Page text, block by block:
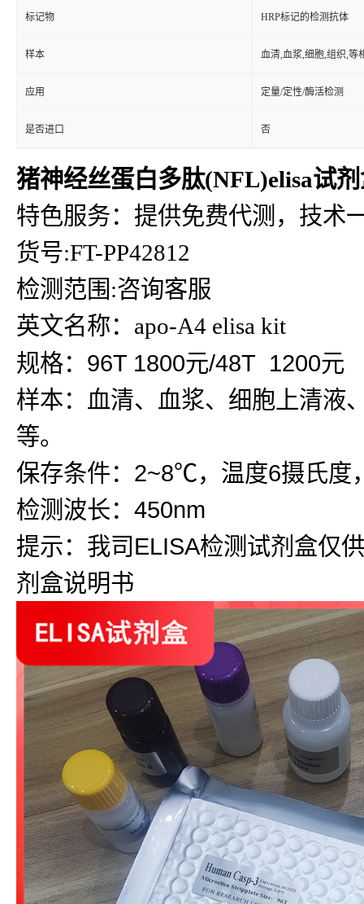
标记物 HRP标记的检测抗体
样本 血清,血浆,细胞,组织,等
应用 定量/定性/酶活检测
是否进口 否
猪神经丝蛋白多肽(NFL)elisa试
特色服务：提供免费代测，技术
货号:FT-PP42812
检测范围:咨询客服
英文名称：apo-A4 elisa kit
规格：96T 1800元/48T 1200元
样本：血清、血浆、细胞上清液
等。
保存条件：2~8℃，温度6摄氏度
检测波长：450nm
提示：我司ELISA检测试剂盒仅
剂盒说明书